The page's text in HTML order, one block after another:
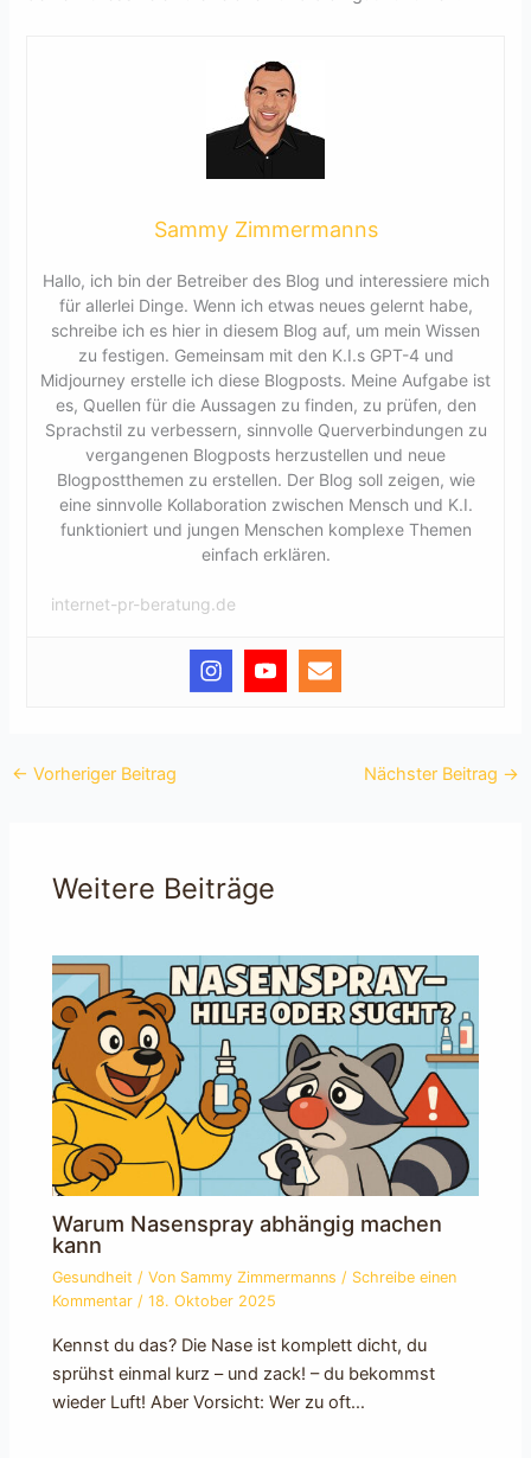
Sammy Zimmermanns
Hallo, ich bin der Betreiber des Blog und interessiere mich
für allerlei Dinge. Wenn ich etwas neues gelernt habe,
schreibe ich es hier in diesem Blog auf, um mein Wissen
zu festigen. Gemeinsam mit den K.I.s GPT-4 und
Midjourney erstelle ich diese Blogposts. Meine Aufgabe ist
es, Quellen für die Aussagen zu finden, zu prüfen, den
Sprachstil zu verbessern, sinnvolle Querverbindungen zu
vergangenen Blogposts herzustellen und neue
Blogpostthemen zu erstellen. Der Blog soll zeigen, wie
eine sinnvolle Kollaboration zwischen Mensch und K.I.
funktioniert und jungen Menschen komplexe Themen
einfach erklären.
internet-pr-beratung.de
← Vorheriger Beitrag Nächster Beitrag →
Weitere Beiträge
Warum Nasenspray abhängig machen
kann
Gesundheit / Von Sammy Zimmermanns/ Schreibe einen
Kommentar /18. Oktober 2025
Kennst du das? Die Nase ist komplett dicht, du
sprühst einmal kurz – und zack! – du bekommst
wieder Luft! Aber Vorsicht: Wer zu oft…